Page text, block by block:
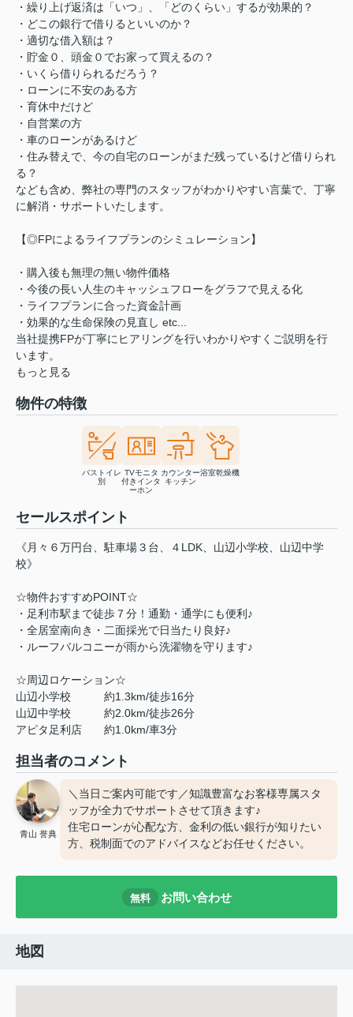
・繰り上げ返済は「いつ」、「どのくらい」するが効果的？
・どこの銀行で借りるといいのか？
・適切な借入額は？
・貯金０、頭金０でお家って買えるの？
・いくら借りられるだろう？
・ローンに不安のある方
・育休中だけど
・自営業の方
・車のローンがあるけど
・住み替えで、今の自宅のローンがまだ残っているけど借りられ
る？
なども含め、弊社の専門のスタッフがわかりやすい言葉で、丁寧
に解消・サポートいたします。
【◎FPによるライフプランのシミュレーション】
・購入後も無理の無い物件価格
・今後の長い人生のキャッシュフローをグラフで見える化
・ライフプランに合った資金計画
・効果的な生命保険の見直し etc...
当社提携FPが丁寧にヒアリングを行いわかりやすくご説明を行
います。
もっと見る
物件の特徴
バストイレ
別
TVモニタ
付きインタ
ーホン
カウンター
キッチン
浴室乾燥機
セールスポイント
《月々６万円台、駐車場３台、４LDK、山辺小学校、山辺中学
校》
☆物件おすすめPOINT☆
・足利市駅まで徒歩７分！通勤・通学にも便利♪
・全居室南向き・二面採光で日当たり良好♪
・ルーフバルコニーが雨から洗濯物を守ります♪
☆周辺ロケーション☆
山辺小学校 約1.3km/徒歩16分
山辺中学校 約2.0km/徒歩26分
アピタ足利店 約1.0km/車3分
担当者のコメント
青山 誉典
＼当日ご案内可能です／知識豊富なお客様専属スタ
ッフが全力でサポートさせて頂きます♪
住宅ローンが心配な方、金利の低い銀行が知りたい
方、税制面でのアドバイスなどお任せください。
無料 お問い合わせ
地図